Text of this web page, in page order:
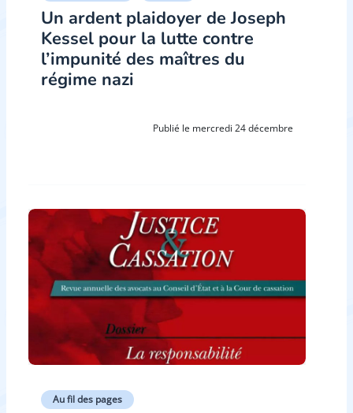
Un ardent plaidoyer de Joseph
Kessel pour la lutte contre
l’impunité des maîtres du
régime nazi
Publié le mercredi 24 décembre
Au fil des pages